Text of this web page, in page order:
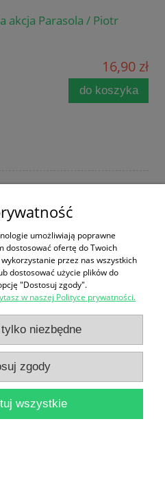
akcja Parasola / Piotr
16,90 zł
do koszyka
ciał stałych / Jan
24,90 zł
do koszyka
/ Wojciech
umożliwiają poprawne
dostosować ofertę do Twoich
przez nas wszystkich
dostosować użycie plików do
"Dostosuj zgody".
w naszej Polityce prywatności.
niezbędne
zgody
wszystkie